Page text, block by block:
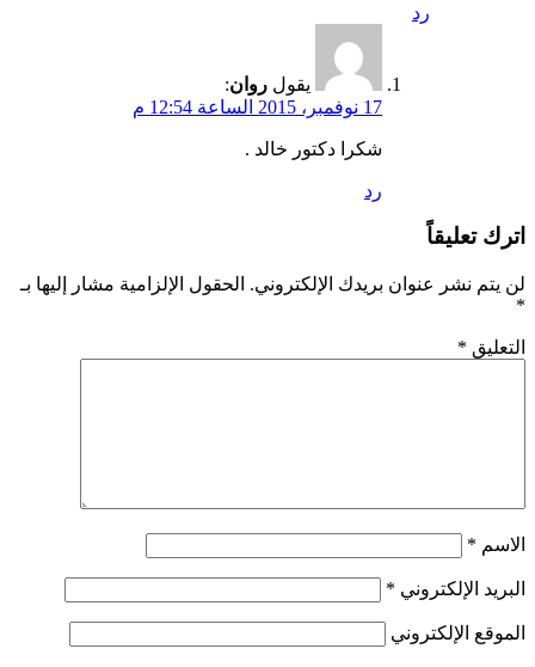
رد
يقول روان:
17 نوفمبر، 2015 الساعة 12:54 م
شكرا دكتور خالد .
رد
اترك تعليقاً
لن يتم نشر عنوان بريدك الإلكتروني. الحقول الإلزامية مشار إليها بـ
*
التعليق *
الاسم *
البريد الإلكتروني *
الموقع الإلكتروني